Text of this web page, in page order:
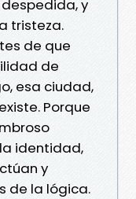
y
tristeza.
de que
de
esa ciudad,
Porque
identidad,
y
de la lógica.